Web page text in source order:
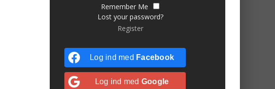
Remember Me
Lost your password?
Register
Log ind med Facebook
Log ind med Google